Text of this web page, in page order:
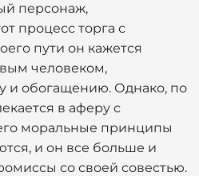
персонаж,
процесс торга с
пути он кажется
человеком,
и обогащению. Однако, по
в аферу с
моральные принципы
и он все больше и
со своей совестью.